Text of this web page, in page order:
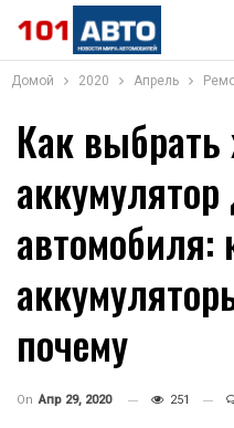
Домой 2020 Апрель
Как
автомобиля:
почему
On Апр 29, 2020 251